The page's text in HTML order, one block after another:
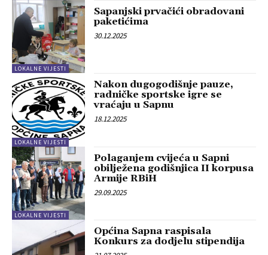
LOKALNE VIJESTI
Sapanjski prvačići obradovani
paketićima
30.12.2025
LOKALNE VIJESTI
Nakon dugogodišnje pauze,
radničke sportske igre se
vraćaju u Sapnu
18.12.2025
LOKALNE VIJESTI
Polaganjem cvijeća u Sapni
obilježena godišnjica II korpusa
Armije RBiH
29.09.2025
Općina Sapna raspisala
Konkurs za dodjelu stipendija